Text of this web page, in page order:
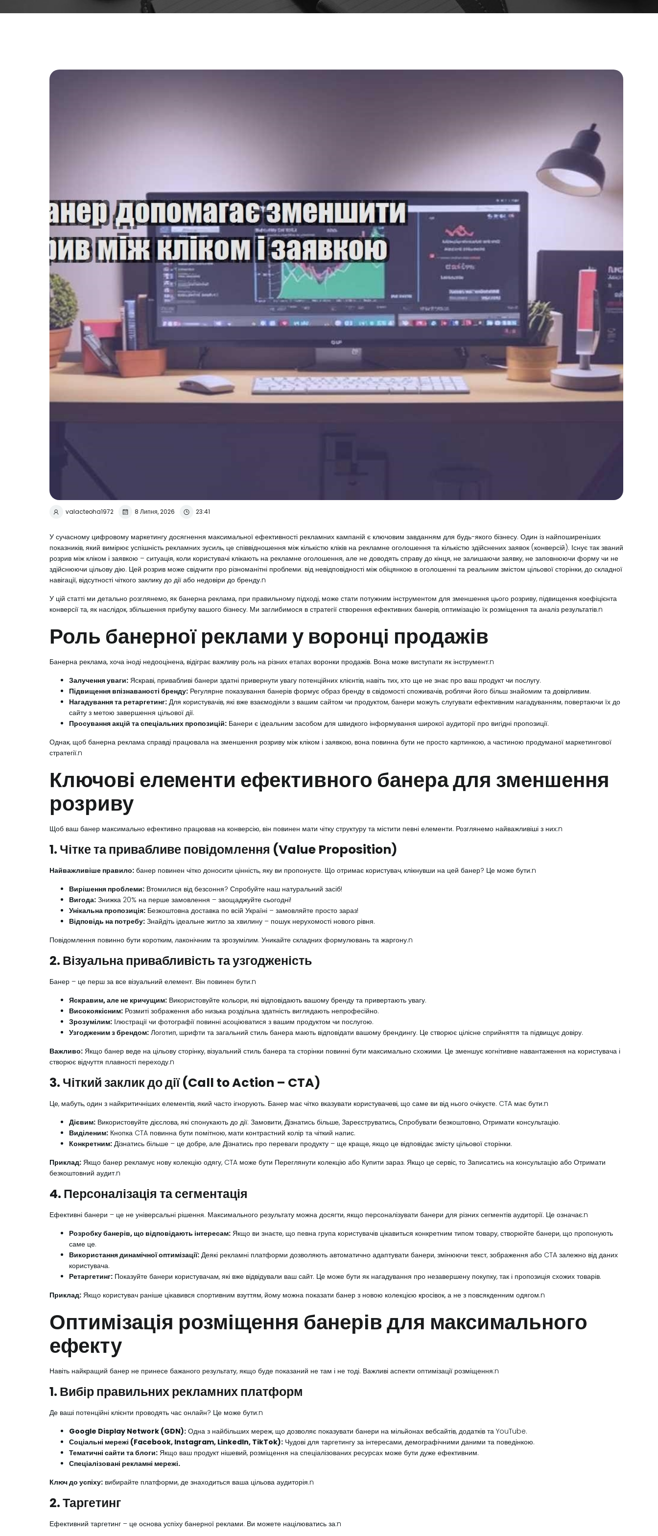
valacteoha1972 8 Липня, 2026 23:41
У сучасному цифровому маркетингу досягнення максимальної ефективності рекламних кампаній є ключовим завданням для будь-якого бізнесу. Один із найпоширеніших
показників, який вимірює успішність рекламних зусиль, це співвідношення між кількістю кліків на рекламне оголошення та кількістю здійснених заявок (конверсій). Існує так званий
розрив між кліком і заявкою – ситуація, коли користувачі клікають на рекламне оголошення, але не доводять справу до кінця, не залишаючи заявку, не заповнюючи форму чи не
здійснюючи цільову дію. Цей розрив може свідчити про різноманітні проблеми: від невідповідності між обіцянкою в оголошенні та реальним змістом цільової сторінки, до складної
навігації, відсутності чіткого заклику до дії або недовіри до бренду.n
У цій статті ми детально розглянемо, як банерна реклама, при правильному підході, може стати потужним інструментом для зменшення цього розриву, підвищення коефіцієнта
конверсії та, як наслідок, збільшення прибутку вашого бізнесу. Ми заглибимося в стратегії створення ефективних банерів, оптимізацію їх розміщення та аналіз результатів.n
Роль банерної реклами у воронці продажів
Банерна реклама, хоча іноді недооцінена, відіграє важливу роль на різних етапах воронки продажів. Вона може виступати як інструмент:n
Залучення уваги: Яскраві, привабливі банери здатні привернути увагу потенційних клієнтів, навіть тих, хто ще не знає про ваш продукт чи послугу.
Підвищення впізнаваності бренду: Регулярне показування банерів формує образ бренду в свідомості споживачів, роблячи його більш знайомим та довірливим.
Нагадування та ретаргетинг: Для користувачів, які вже взаємодіяли з вашим сайтом чи продуктом, банери можуть слугувати ефективним нагадуванням, повертаючи їх до
сайту з метою завершення цільової дії.
Просування акцій та спеціальних пропозицій: Банери є ідеальним засобом для швидкого інформування широкої аудиторії про вигідні пропозиції.
Однак, щоб банерна реклама справді працювала на зменшення розриву між кліком і заявкою, вона повинна бути не просто картинкою, а частиною продуманої маркетингової
стратегії.n
Ключові елементи ефективного банера для зменшення
розриву
Щоб ваш банер максимально ефективно працював на конверсію, він повинен мати чітку структуру та містити певні елементи. Розглянемо найважливіші з них:n
1. Чітке та привабливе повідомлення (Value Proposition)
Найважливіше правило: банер повинен чітко доносити цінність, яку ви пропонуєте. Що отримає користувач, клікнувши на цей банер? Це може бути:n
Вирішення проблеми: Втомилися від безсоння? Спробуйте наш натуральний засіб!
Вигода: Знижка 20% на перше замовлення – заощаджуйте сьогодні!
Унікальна пропозиція: Безкоштовна доставка по всій Україні – замовляйте просто зараз!
Відповідь на потребу: Знайдіть ідеальне житло за хвилину – пошук нерухомості нового рівня.
Повідомлення повинно бути коротким, лаконічним та зрозумілим. Уникайте складних формулювань та жаргону.n
2. Візуальна привабливість та узгодженість
Банер – це перш за все візуальний елемент. Він повинен бути:n
Яскравим, але не кричущим: Використовуйте кольори, які відповідають вашому бренду та привертають увагу.
Високоякісним: Розмиті зображення або низька роздільна здатність виглядають непрофесійно.
Зрозумілим: Ілюстрації чи фотографії повинні асоціюватися з вашим продуктом чи послугою.
Узгодженим з брендом: Логотип, шрифти та загальний стиль банера мають відповідати вашому брендингу. Це створює цілісне сприйняття та підвищує довіру.
Важливо: Якщо банер веде на цільову сторінку, візуальний стиль банера та сторінки повинні бути максимально схожими. Це зменшує когнітивне навантаження на користувача і
створює відчуття плавності переходу.n
3. Чіткий заклик до дії (Call to Action – CTA)
Це, мабуть, один з найкритичніших елементів, який часто ігнорують. Банер має чітко вказувати користувачеві, що саме ви від нього очікуєте. CTA має бути:n
Дієвим: Використовуйте дієслова, які спонукають до дії: Замовити, Дізнатись більше, Зареєструватись, Спробувати безкоштовно, Отримати консультацію.
Виділеним: Кнопка CTA повинна бути помітною, мати контрастний колір та чіткий напис.
Конкретним: Дізнатись більше – це добре, але Дізнатись про переваги продукту – ще краще, якщо це відповідає змісту цільової сторінки.
Приклад: Якщо банер рекламує нову колекцію одягу, CTA може бути Переглянути колекцію або Купити зараз. Якщо це сервіс, то Записатись на консультацію або Отримати
безкоштовний аудит.n
4. Персоналізація та сегментація
Ефективні банери – це не універсальні рішення. Максимального результату можна досягти, якщо персоналізувати банери для різних сегментів аудиторії. Це означає:n
Розробку банерів, що відповідають інтересам: Якщо ви знаєте, що певна група користувачів цікавиться конкретним типом товару, створюйте банери, що пропонують
саме це.
Використання динамічної оптимізації: Деякі рекламні платформи дозволяють автоматично адаптувати банери, змінюючи текст, зображення або CTA залежно від даних
користувача.
Ретаргетинг: Показуйте банери користувачам, які вже відвідували ваш сайт. Це може бути як нагадування про незавершену покупку, так і пропозиція схожих товарів.
Приклад: Якщо користувач раніше цікавився спортивним взуттям, йому можна показати банер з новою колекцією кросівок, а не з повсякденним одягом.n
Оптимізація розміщення банерів для максимального
ефекту
Навіть найкращий банер не принесе бажаного результату, якщо буде показаний не там і не тоді. Важливі аспекти оптимізації розміщення:n
1. Вибір правильних рекламних платформ
Де ваші потенційні клієнти проводять час онлайн? Це може бути:n
Google Display Network (GDN): Одна з найбільших мереж, що дозволяє показувати банери на мільйонах вебсайтів, додатків та YouTube.
Соціальні мережі (Facebook, Instagram, LinkedIn, TikTok): Чудові для таргетингу за інтересами, демографічними даними та поведінкою.
Тематичні сайти та блоги: Якщо ваш продукт нішевий, розміщення на спеціалізованих ресурсах може бути дуже ефективним.
Спеціалізовані рекламні мережі.
Ключ до успіху: вибирайте платформи, де знаходиться ваша цільова аудиторія.n
2. Таргетинг
Ефективний таргетинг – це основа успіху банерної реклами. Ви можете націлюватись за:n